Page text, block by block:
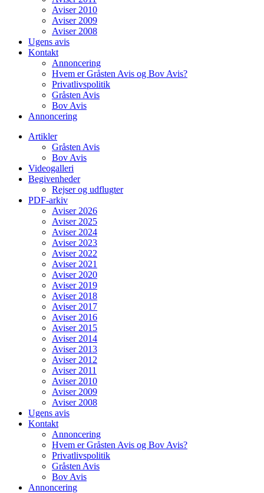
Aviser 2010
Aviser 2009
Aviser 2008
Ugens avis
Kontakt
Annoncering
Hvem er Gråsten Avis og Bov Avis?
Privatlivspolitik
Gråsten Avis
Bov Avis
Annoncering
Artikler
Gråsten Avis
Bov Avis
Videogalleri
Begivenheder
Rejser og udflugter
PDF-arkiv
Aviser 2026
Aviser 2025
Aviser 2024
Aviser 2023
Aviser 2022
Aviser 2021
Aviser 2020
Aviser 2019
Aviser 2018
Aviser 2017
Aviser 2016
Aviser 2015
Aviser 2014
Aviser 2013
Aviser 2012
Aviser 2011
Aviser 2010
Aviser 2009
Aviser 2008
Ugens avis
Kontakt
Annoncering
Hvem er Gråsten Avis og Bov Avis?
Privatlivspolitik
Gråsten Avis
Bov Avis
Annoncering